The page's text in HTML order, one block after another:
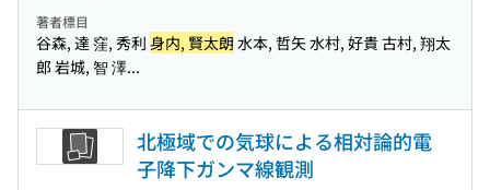
著者標目
谷森, 達 窪, 秀利 身内, 賢太朗 水本, 哲矢 水村, 好貴 古村, 翔太
郎 岩城, 智 澤...
北極域での気球による相対論的電
子降下ガンマ線観測